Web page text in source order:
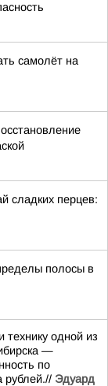
самолёт на
сладких перцев:
полосы в
технику одной из
—
по
рублей.// Эдуард